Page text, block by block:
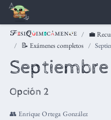
💼
📝 Exámenes completos
Septiembre
Opción 2
👥 Enrique Ortega González